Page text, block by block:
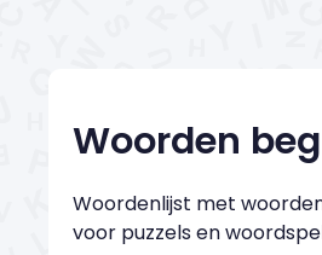
Woorden
Woordenlijst met
voor puzzels en